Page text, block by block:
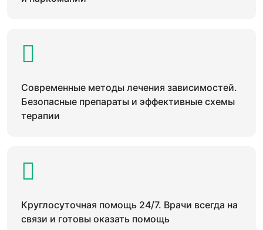
Современные методы лечения зависимостей.
Безопасные препараты и эффективные схемы
терапии
Круглосуточная помощь 24/7. Врачи всегда на
связи и готовы оказать помощь